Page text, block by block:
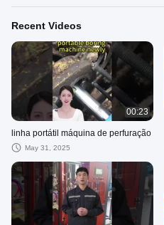
Recent Videos
00:23
linha portátil máquina de perfuração
May 31, 2025